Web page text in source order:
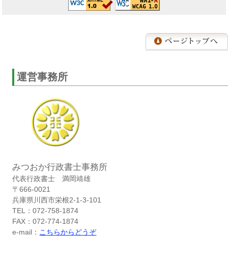
運営事務所
みつおか行政書士事務所
代表行政書士 満岡靖雄
〒666-0021
兵庫県川西市栄根2-1-3-101
TEL：072-758-1874
FAX：072-774-1874
e-mail： こちらからどうぞ